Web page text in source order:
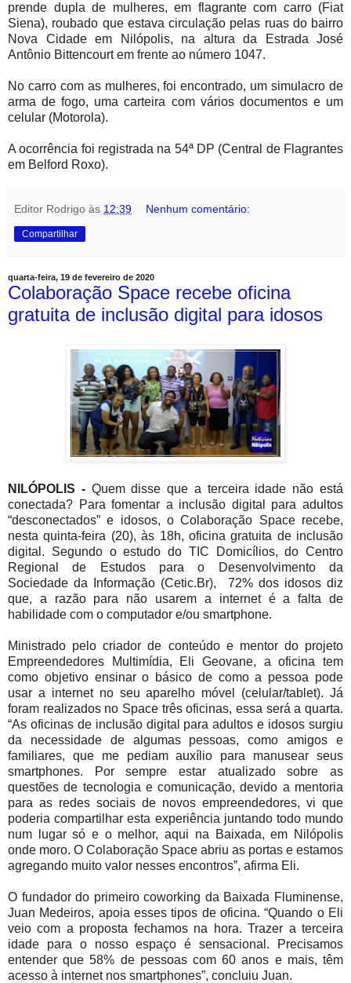
prende dupla de mulheres, em flagrante com carro (Fiat
Siena), roubado que estava circulação pelas ruas do bairro
Nova Cidade em Nilópolis, na altura da Estrada José
Antônio Bittencourt em frente ao número 1047.
No carro com as mulheres, foi encontrado, um simulacro de
arma de fogo, uma carteira com vários documentos e um
celular (Motorola).
A ocorrência foi registrada na 54ª DP (Central de Flagrantes
em Belford Roxo).
Editor Rodrigo às 12:39 Nenhum comentário:
Compartilhar
quarta-feira, 19 de fevereiro de 2020
Colaboração Space recebe oficina
gratuita de inclusão digital para idosos
NILÓPOLIS - Quem disse que a terceira idade não está
conectada? Para fomentar a inclusão digital para adultos
“desconectados” e idosos, o Colaboração Space recebe,
nesta quinta-feira (20), às 18h, oficina gratuita de inclusão
digital. Segundo o estudo do TIC Domicílios, do Centro
Regional de Estudos para o Desenvolvimento da
Sociedade da Informação (Cetic.Br), 72% dos idosos diz
que, a razão para não usarem a internet é a falta de
habilidade com o computador e/ou smartphone.
Ministrado pelo criador de conteúdo e mentor do projeto
Empreendedores Multimídia, Eli Geovane, a oficina tem
como objetivo ensinar o básico de como a pessoa pode
usar a internet no seu aparelho móvel (celular/tablet). Já
foram realizados no Space três oficinas, essa será a quarta.
“As oficinas de inclusão digital para adultos e idosos surgiu
da necessidade de algumas pessoas, como amigos e
familiares, que me pediam auxílio para manusear seus
smartphones. Por sempre estar atualizado sobre as
questões de tecnologia e comunicação, devido a mentoria
para as redes sociais de novos empreendedores, vi que
poderia compartilhar esta experiência juntando todo mundo
num lugar só e o melhor, aqui na Baixada, em Nilópolis
onde moro. O Colaboração Space abriu as portas e estamos
agregando muito valor nesses encontros”, afirma Eli.
O fundador do primeiro coworking da Baixada Fluminense,
Juan Medeiros, apoia esses tipos de oficina. “Quando o Eli
veio com a proposta fechamos na hora. Trazer a terceira
idade para o nosso espaço é sensacional. Precisamos
entender que 58% de pessoas com 60 anos e mais, têm
acesso à internet nos smartphones”, concluiu Juan.